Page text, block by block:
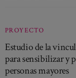
PROYECTO
Estudio de la
para sensibilizar y
personas mayores